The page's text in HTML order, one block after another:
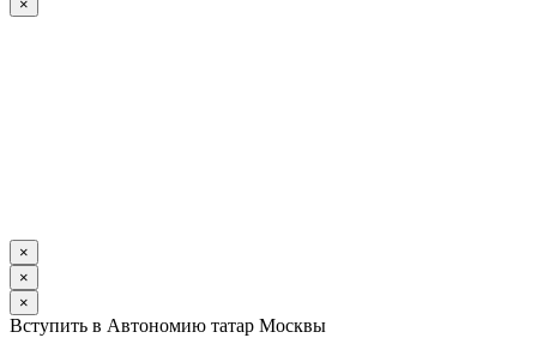
×
×
×
×
Вступить в Автономию татар Москвы